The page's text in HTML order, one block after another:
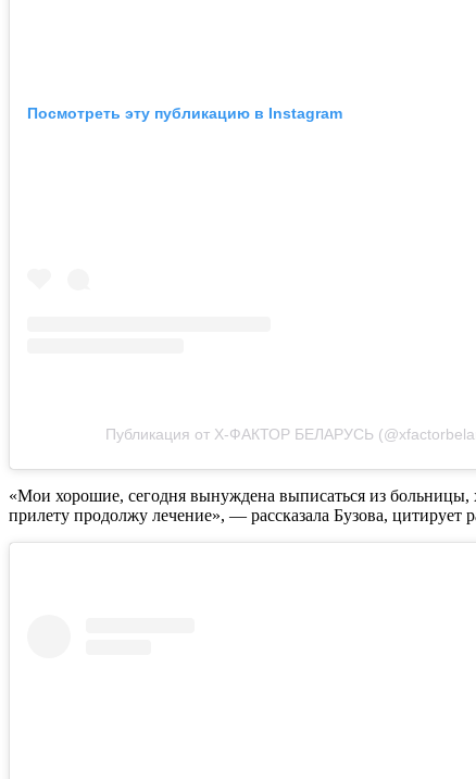
Посмотреть эту публикацию в Instagram
Публикация от Х-ФАКТОР БЕЛАРУСЬ
«Мои хорошие, сегодня вынуждена выписаться из больницы,
прилету продолжу лечение», — рассказала Бузова,